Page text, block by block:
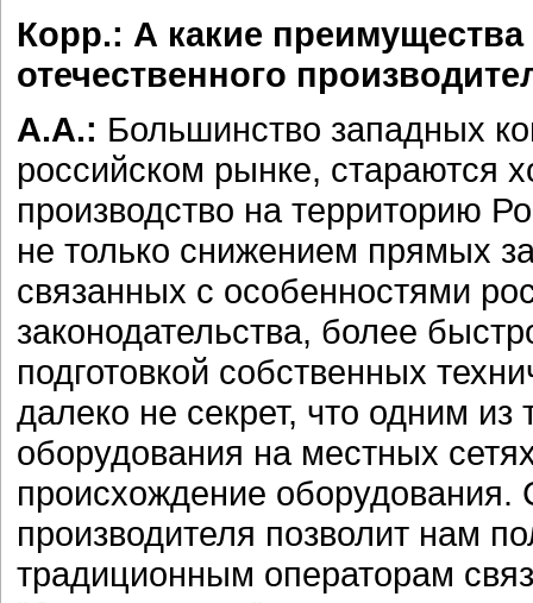
Корр.: А какие преимущества
отечественного
А.А.: Большинство западных
российском рынке, стараются
производство на территорию
не только снижением прямых
связанных с особенностями
законодательства, более
подготовкой собственных
далеко не секрет, что одним
оборудования на местных
происхождение оборудования.
производителя позволит нам
традиционным операторам